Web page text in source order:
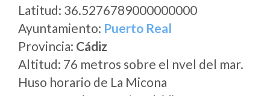
Latitud: 36.5276789000000000
Ayuntamiento: Puerto Real
Provincia: Cádiz
Altitud: 76 metros sobre el nvel del mar.
Huso horario de La Micona